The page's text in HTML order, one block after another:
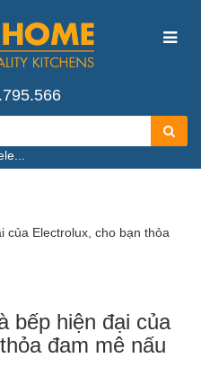
của Electrolux, cho bạn thỏa
bếp hiện đại của
đam mê nấu